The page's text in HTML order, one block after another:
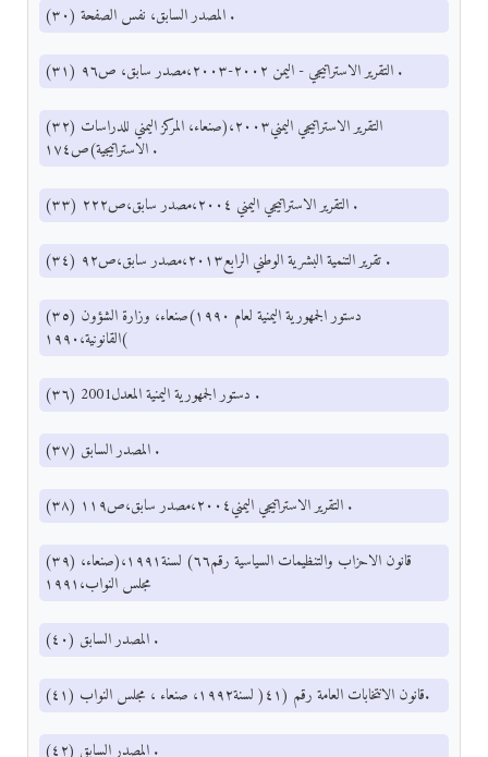
(٣٠) المصدر السابق، نفس الصفحة .
(٣١) التقرير الاستراتيجي - اليمن ٢٠٠٢-٢٠٠٣،مصدر سابق، ص٩٦ .
(٣٢) التقرير الاستراتيجي اليمني٢٠٠٣،(صنعاء، المركز اليمني للدراسات
الاستراتيجية)ص١٧٤ .
(٣٣) التقرير الاستراتيجي اليمني ٢٠٠٤،مصدر سابق،ص٢٢٢ .
(٣٤) تقرير التنمية البشرية الوطني الرابع٢٠١٣،مصدر سابق،ص٩٢ .
(٣٥) دستور الجمهورية اليمنية لعام ١٩٩٠)صنعاء، وزارة الشؤون
القانونية،١٩٩٠(
(٣٦) دستور الجمهورية اليمنية المعدل2001 .
(٣٧) المصدر السابق .
(٣٨) التقرير الاستراتيجي اليمني٢٠٠٤،مصدر سابق،ص١١٩ .
(٣٩) قانون الاحزاب والتنظيمات السياسية رقم٦٦) لسنة١٩٩١،(صنعاء،
مجلس النواب،١٩٩١
(٤٠) المصدر السابق .
(٤١) قانون الانتخابات العامة رقم (٤١( لسنة١٩٩٢، صنعاء ، مجلس النواب.
(٤٢) المصدر السابق .